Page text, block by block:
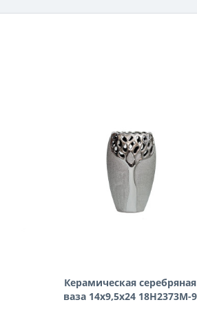
Керамическая серебряная
ваза 14х9,5х24 18H2373M-9